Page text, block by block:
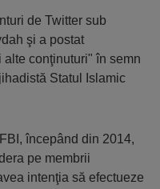
de Twitter sub
şi a postat
conţinuturi" în semn
Statul Islamic
începând din 2014,
pe membrii
intenţia să efectueze